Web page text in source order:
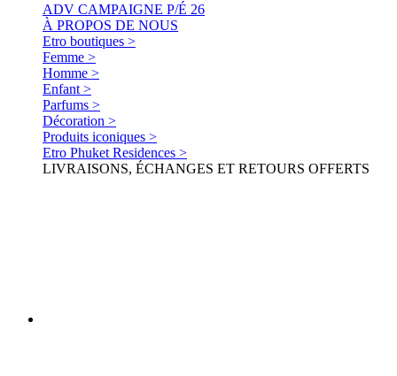
ADV CAMPAIGNE P/É 26
À PROPOS DE NOUS
Etro boutiques >
Femme >
Homme >
Enfant >
Parfums >
Décoration >
Produits iconiques >
Etro Phuket Residences >
LIVRAISONS, ÉCHANGES ET RETOURS OFFERTS